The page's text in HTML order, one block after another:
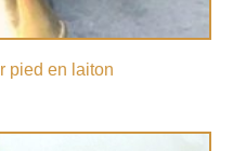
pied en laiton